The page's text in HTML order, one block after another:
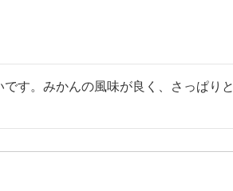
す。みかんの風味が良く、さっぱりと